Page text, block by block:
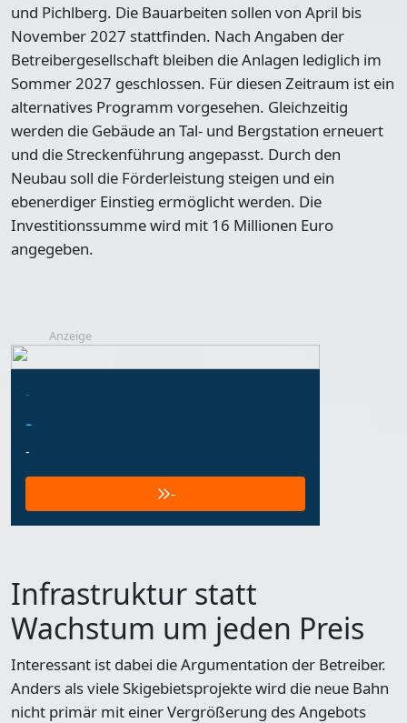
und Pichlberg. Die Bauarbeiten sollen von April bis
November 2027 stattfinden. Nach Angaben der
Betreibergesellschaft bleiben die Anlagen lediglich im
Sommer 2027 geschlossen. Für diesen Zeitraum ist ein
alternatives Programm vorgesehen. Gleichzeitig
werden die Gebäude an Tal- und Bergstation erneuert
und die Streckenführung angepasst. Durch den
Neubau soll die Förderleistung steigen und ein
ebenerdiger Einstieg ermöglicht werden. Die
Investitionssumme wird mit 16 Millionen Euro
angegeben.
Anzeige
-
-
-
-
Infrastruktur statt
Wachstum um jeden Preis
Interessant ist dabei die Argumentation der Betreiber.
Anders als viele Skigebietsprojekte wird die neue Bahn
nicht primär mit einer Vergrößerung des Angebots